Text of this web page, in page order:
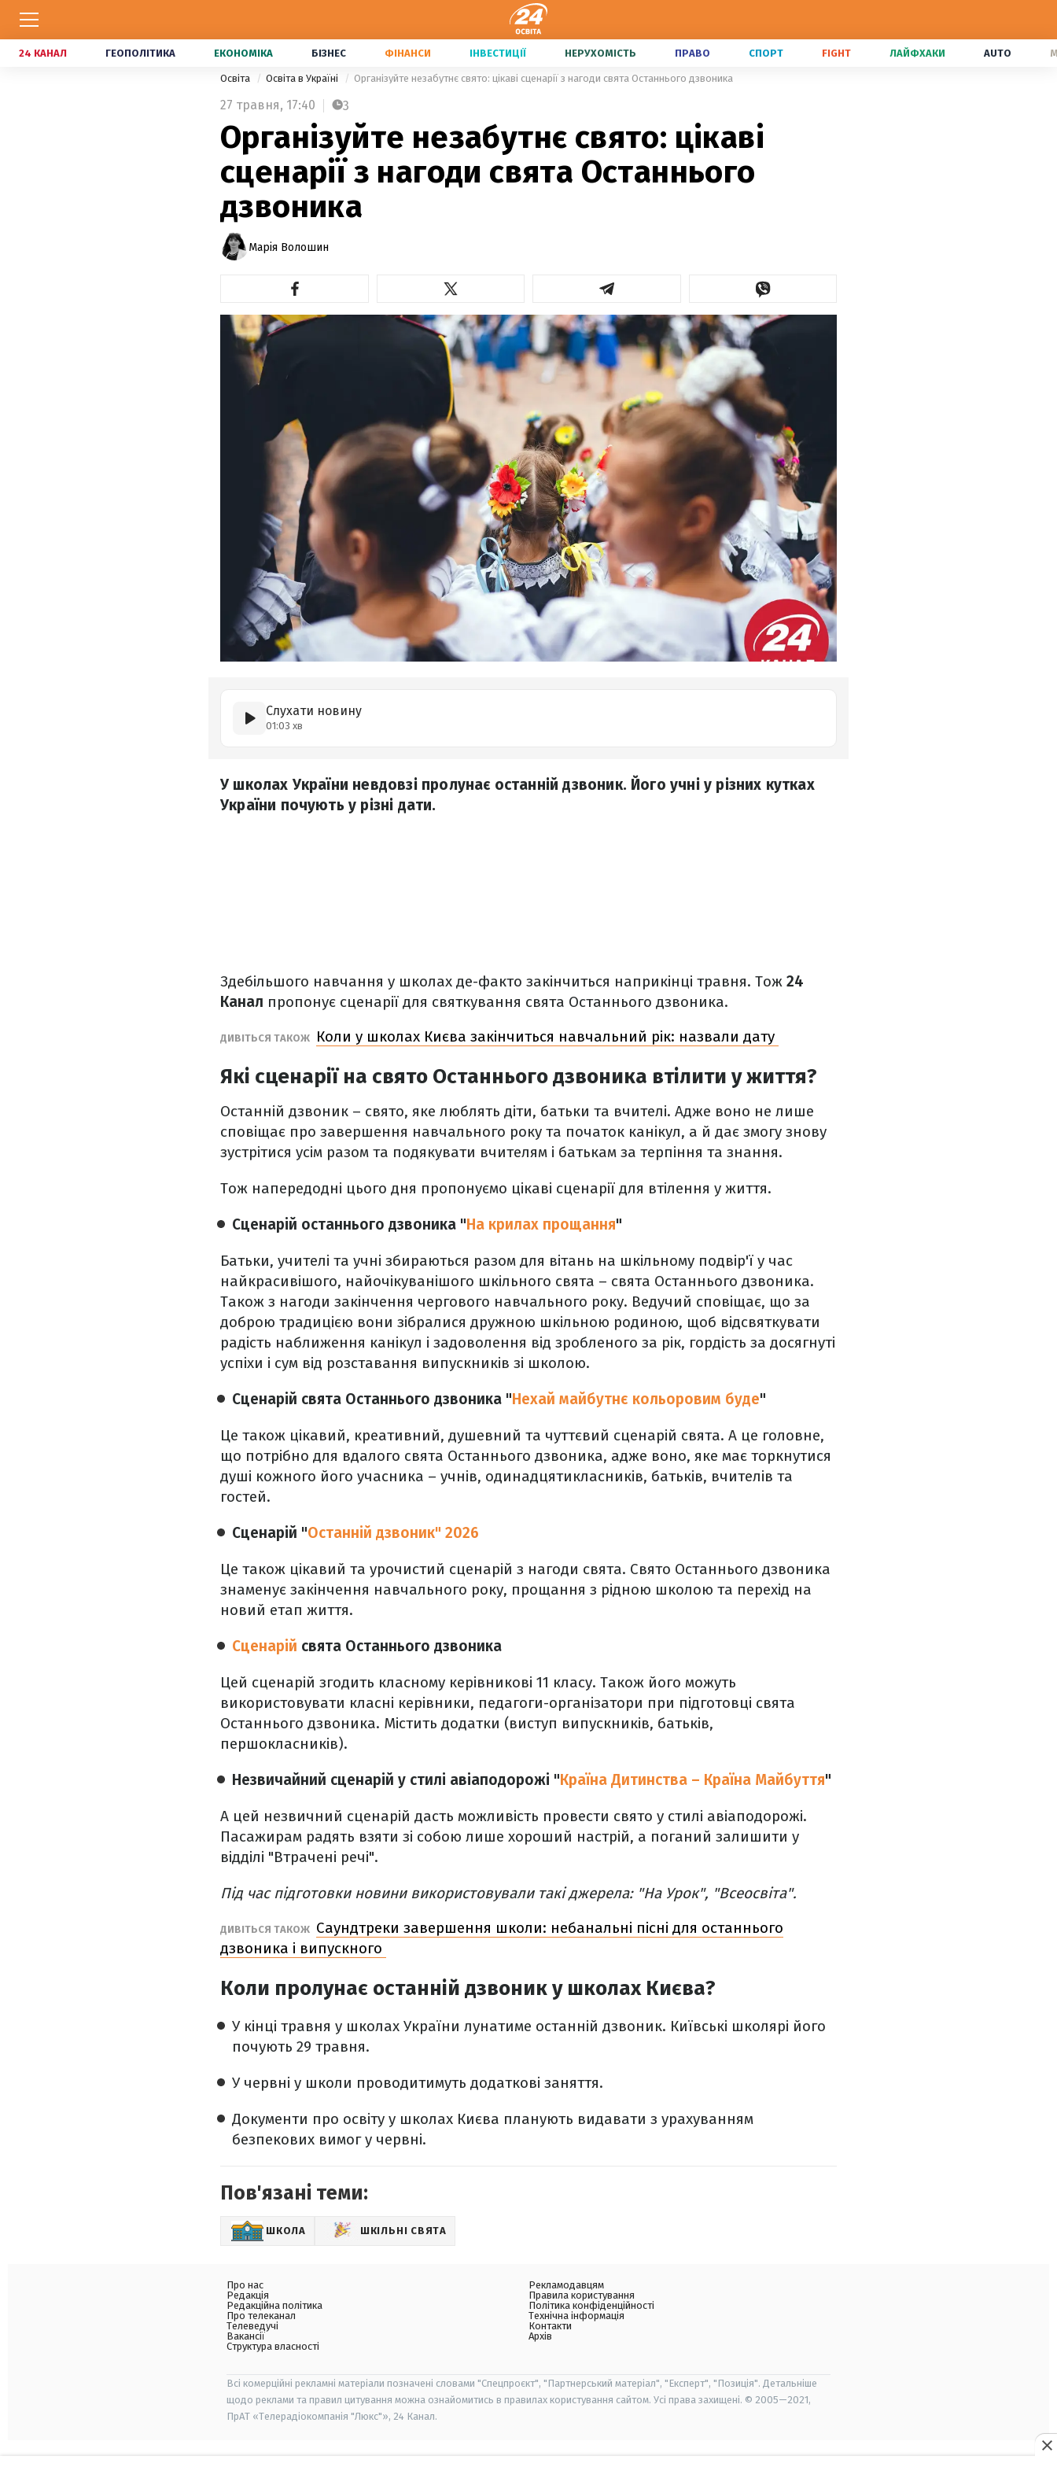
24 КАНАЛ ГЕОПОЛІТИКА ЕКОНОМІКА БІЗНЕС ФІНАНСИ ІНВЕСТИЦІЇ НЕРУХОМІСТЬ ПРАВО СПОРТ FIGHT ЛАЙФХАКИ AUTO
Освіта Освіта в Україні Організуйте незабутнє свято: цікаві сценарії з нагоди свята Останнього дзвоника
27 травня, 17:40 3
Організуйте незабутнє свято: цікаві
сценарії з нагоди свята Останнього
дзвоника
Марія Волошин
Слухати новину
01:03 хв
У школах України невдовзі пролунає останній дзвоник. Його учні у різних кутках
України почують у різні дати.
Здебільшого навчання у школах де-факто закінчиться наприкінці травня. Тож 24
Канал пропонує сценарії для святкування свята Останнього дзвоника.
ДИВІТЬСЯ ТАКОЖ Коли у школах Києва закінчиться навчальний рік: назвали дату
Які сценарії на свято Останнього дзвоника втілити у життя?
Останній дзвоник – свято, яке люблять діти, батьки та вчителі. Адже воно не лише
сповіщає про завершення навчального року та початок канікул, а й дає змогу знову
зустрітися усім разом та подякувати вчителям і батькам за терпіння та знання.
Тож напередодні цього дня пропонуємо цікаві сценарії для втілення у життя.
Сценарій останнього дзвоника "На крилах прощання"
Батьки, учителі та учні збираються разом для вітань на шкільному подвір'ї у час
найкрасивішого, найочікуванішого шкільного свята – свята Останнього дзвоника.
Також з нагоди закінчення чергового навчального року. Ведучий сповіщає, що за
доброю традицією вони зібралися дружною шкільною родиною, щоб відсвяткувати
радість наближення канікул і задоволення від зробленого за рік, гордість за досягнуті
успіхи і сум від розставання випускників зі школою.
Сценарій свята Останнього дзвоника "Нехай майбутнє кольоровим буде"
Це також цікавий, креативний, душевний та чуттєвий сценарій свята. А це головне,
що потрібно для вдалого свята Останнього дзвоника, адже воно, яке має торкнутися
душі кожного його учасника – учнів, одинадцятикласників, батьків, вчителів та
гостей.
Сценарій "Останній дзвоник" 2026
Це також цікавий та урочистий сценарій з нагоди свята. Свято Останнього дзвоника
знаменує закінчення навчального року, прощання з рідною школою та перехід на
новий етап життя.
Сценарій свята Останнього дзвоника
Цей сценарій згодить класному керівникові 11 класу. Також його можуть
використовувати класні керівники, педагоги-організатори при підготовці свята
Останнього дзвоника. Містить додатки (виступ випускників, батьків,
першокласників).
Незвичайний сценарій у стилі авіаподорожі "Країна Дитинства – Країна Майбуття"
А цей незвичний сценарій дасть можливість провести свято у стилі авіаподорожі.
Пасажирам радять взяти зі собою лише хороший настрій, а поганий залишити у
відділі "Втрачені речі".
Під час підготовки новини використовували такі джерела: "На Урок", "Всеосвіта".
ДИВІТЬСЯ ТАКОЖ Саундтреки завершення школи: небанальні пісні для останнього
дзвоника і випускного
Коли пролунає останній дзвоник у школах Києва?
У кінці травня у школах України лунатиме останній дзвоник. Київські школярі його
почують 29 травня.
У червні у школи проводитимуть додаткові заняття.
Документи про освіту у школах Києва планують видавати з урахуванням
безпекових вимог у червні.
Пов'язані теми:
ШКОЛА ШКІЛЬНІ СВЯТА
Про нас
Редакція
Редакційна політика
Про телеканал
Телеведучі
Вакансії
Структура власності
Рекламодавцям
Правила користування
Політика конфіденційності
Технічна інформація
Контакти
Архів
Всі комерційні рекламні матеріали позначені словами "Спецпроєкт", "Партнерський матеріал", "Експерт", "Позиція". Детальніше
щодо реклами та правил цитування можна ознайомитись в правилах користування сайтом. Усі права захищені. © 2005—2021,
ПрАТ «Телерадіокомпанія "Люкс"», 24 Канал.